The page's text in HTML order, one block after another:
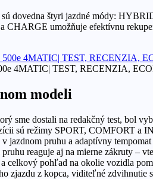
sú dovedna štyri jazdné módy:
CHARGE umožňuje efektívnu
4MATIC| TEST, RECENZIA,
modeli
sme dostali na redakčný test, bol
sú režimy SPORT, COMFORT a
jazdnom pruhu a adaptívny
reaguje aj na mierne zákruty –
a celkový pohľad na okolie vozidla
zjazdu z kopca, viditeľné zdvihnutie